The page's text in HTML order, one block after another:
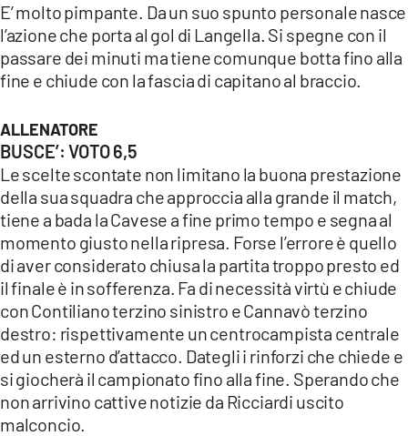
E’ molto pimpante. Da un suo spunto personale nasce
l’azione che porta al gol di Langella. Si spegne con il
passare dei minuti ma tiene comunque botta fino alla
fine e chiude con la fascia di capitano al braccio.
ALLENATORE
BUSCE’: VOTO 6,5
Le scelte scontate non limitano la buona prestazione
della sua squadra che approccia alla grande il match,
tiene a bada la Cavese a fine primo tempo e segna al
momento giusto nella ripresa. Forse l’errore è quello
di aver considerato chiusa la partita troppo presto ed
il finale è in sofferenza. Fa di necessità virtù e chiude
con Contiliano terzino sinistro e Cannavò terzino
destro: rispettivamente un centrocampista centrale
ed un esterno d’attacco. Dategli i rinforzi che chiede e
si giocherà il campionato fino alla fine. Sperando che
non arrivino cattive notizie da Ricciardi uscito
malconcio.